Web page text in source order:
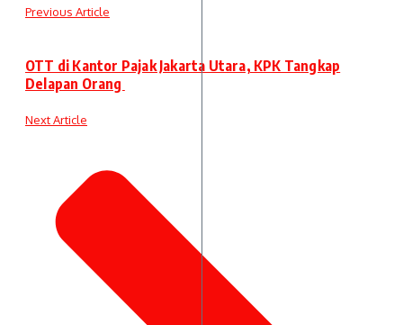
Previous Article
OTT di Kantor Pajak Jakarta Utara, KPK Tangkap
Delapan Orang
Next Article